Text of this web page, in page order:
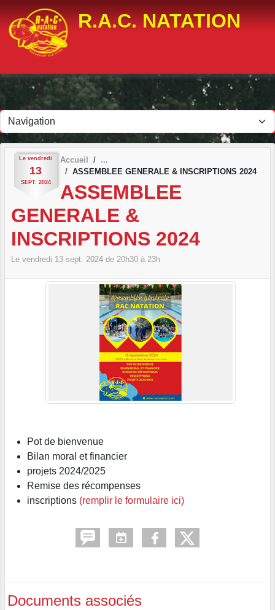
R.A.C. NATATION
Le vendredi
13
SEPT. 2024
Accueil
ASSEMBLEE GENERALE & INSCRIPTIONS 2024
ASSEMBLEE
GENERALE &
INSCRIPTIONS 2024
Le vendredi 13 sept. 2024 de 20h30 à 23h
Pot de bienvenue
Bilan moral et financier
projets 2024/2025
Remise des récompenses
inscriptions (remplir le formulaire ici)
Documents associés
Panneau de gestion des cookies